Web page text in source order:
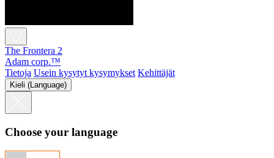
The Frontera 2
Adam corp.™
Tietoja Usein kysytyt kysymykset Kehittäjät
Kieli (Language)
Choose your language